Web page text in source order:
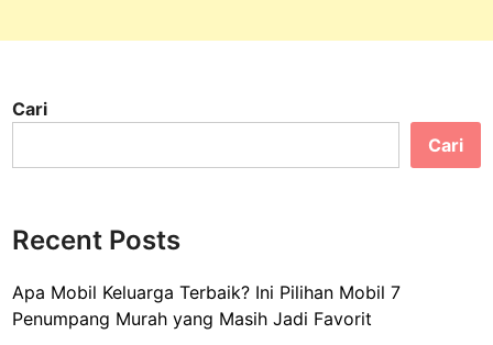
Cari
Cari
Recent Posts
Apa Mobil Keluarga Terbaik? Ini Pilihan Mobil 7
Penumpang Murah yang Masih Jadi Favorit